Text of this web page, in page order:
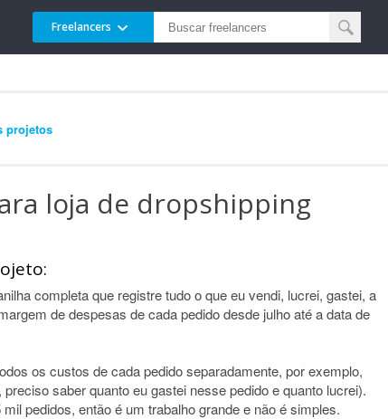
Freelancers
projetos
loja de dropshipping
completa que registre tudo o que eu vendi, lucrei, gastei, a
de despesas de cada pedido desde julho até a data de
os custos de cada pedido separadamente, por exemplo,
saber quanto eu gastei nesse pedido e quanto lucrei).
pedidos, então é um trabalho grande e não é simples.